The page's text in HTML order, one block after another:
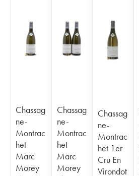
Chassag
ne-
Montrac
het
Marc
Morey
Chassag
ne-
Montrac
het
Marc
Morey
Chassag
ne-
Montrac
het 1er
Cru En
Virondot